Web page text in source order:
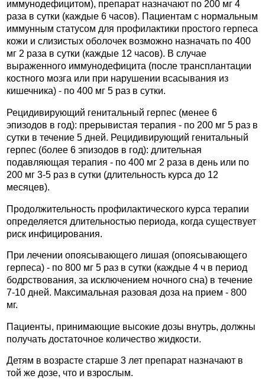
иммунодефицитом), препарат назначают по 200 мг 4
раза в сутки (каждые 6 часов). Пациентам с нормальным
иммунным статусом для профилактики простого герпеса
кожи и слизистых оболочек возможно назначать по 400
мг 2 раза в сутки (каждые 12 часов). В случае
выраженного иммунодефицита (после трансплантации
костного мозга или при нарушении всасывания из
кишечника) - по 400 мг 5 раз в сутки.
Рецидивирующий генитальный герпес (менее 6
эпизодов в год): прерывистая терапия - по 200 мг 5 раз в
сутки в течение 5 дней. Рецидивирующий генитальный
герпес (более 6 эпизодов в год): длительная
подавляющая терапия - по 400 мг 2 раза в день или по
200 мг 3-5 раз в сутки (длительность курса до 12
месяцев).
Продолжительность профилактического курса терапии
определяется длительностью периода, когда существует
риск инфицирования.
При лечении опоясывающего лишая (опоясывающего
герпеса) - по 800 мг 5 раз в сутки (каждые 4 ч в период
бодрствования, за исключением ночного сна) в течение
7-10 дней. Максимальная разовая доза на прием - 800
мг.
Пациенты, принимающие высокие дозы внутрь, должны
получать достаточное количество жидкости.
Детям в возрасте старше 3 лет препарат назначают в
той же дозе, что и взрослым.